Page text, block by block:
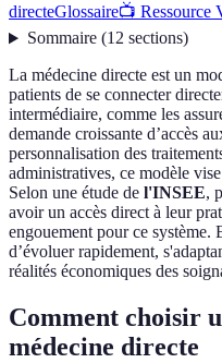
directeGlossaire📺 Ressource
Sommaire(12 sections)
La médecine directe est un
patients de se connecter
intermédiaire, comme les
demande croissante d’accès
personnalisation des
administratives, ce modèle
Selon une étude de l'INSEE,
avoir un accès direct à leur
engouement pour ce système.
d’évoluer rapidement,
réalités économiques des
Comment choisir
médecine directe